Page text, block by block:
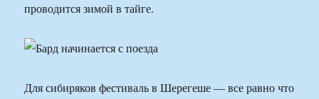
проводится зимой в тайге.
Для сибиряков фестиваль в Шерегеше — все равно что